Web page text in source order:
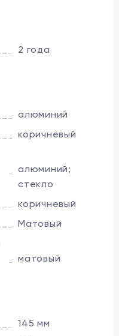
2 года
алюминий
коричневый
алюминий;
стекло
коричневый
Матовый
матовый
145 мм